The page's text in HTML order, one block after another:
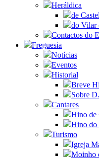
Heráldica
de
do Vilar
Contactos do
Freguesia
Notícias
Eventos
Historial
Breve
Sobre
Cantares
Hino de
Hino do
Turismo
Igreja
Moinho